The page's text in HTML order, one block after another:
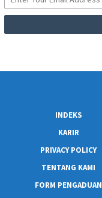
INDEKS
KARIR
PRIVACY POLICY
TENTANG KAMI
FORM PENGADUAN